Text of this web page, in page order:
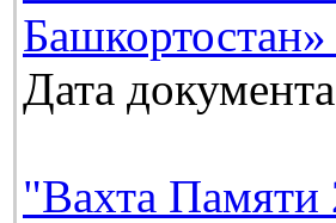
Дата
"Вахта Памяти